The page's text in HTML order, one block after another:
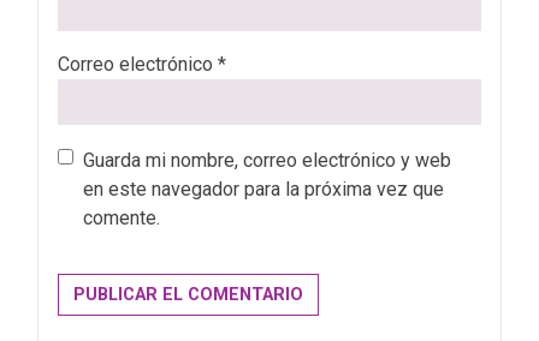
Correo electrónico *
Guarda mi nombre, correo electrónico y web
en este navegador para la próxima vez que
comente.